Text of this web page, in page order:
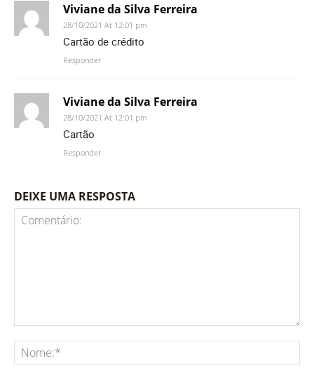
Viviane da Silva Ferreira
28/10/2021 At 12:01 pm
Cartão de crédito
Responder
Viviane da Silva Ferreira
28/10/2021 At 12:01 pm
Cartão
Responder
DEIXE UMA RESPOSTA